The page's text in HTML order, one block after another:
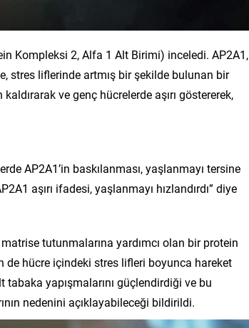
Kompleksi 2, Alfa 1 Alt Birimi) inceledi. AP2A1,
stres liflerinde artmış bir şekilde bulunan bir
ve genç hücrelerde aşırı göstererek,
AP2A1’in baskılanması, yaşlanmayı tersine
aşırı ifadesi, yaşlanmayı hızlandırdı” diye
tutunmalarına yardımcı olan bir protein
hücre içindeki stres lifleri boyunca hareket
yapışmalarını güçlendirdiği ve bu
nedenini açıklayabileceği bildirildi.